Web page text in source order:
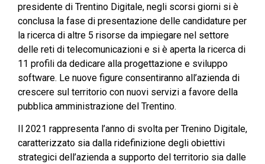
presidente di Trentino Digitale, negli scorsi giorni si è
conclusa la fase di presentazione delle candidature per
la ricerca di altre 5 risorse da impiegare nel settore
delle reti di telecomunicazioni e si è aperta la ricerca di
11 profili da dedicare alla progettazione e sviluppo
software. Le nuove figure consentiranno all’azienda di
crescere sul territorio con nuovi servizi a favore della
pubblica amministrazione del Trentino.
Il 2021 rappresenta l’anno di svolta per Trenino Digitale,
caratterizzato sia dalla ridefinizione degli obiettivi
strategici dell’azienda a supporto del territorio sia dalle